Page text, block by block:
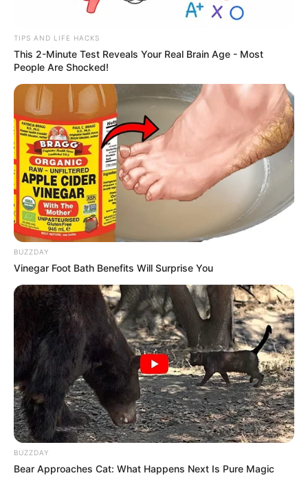
TIPS AND LIFE HACKS
This 2-Minute Test Reveals Your Real Brain Age - Most
People Are Shocked!
BUZZDAY
Vinegar Foot Bath Benefits Will Surprise You
BUZZDAY
Bear Approaches Cat: What Happens Next Is Pure Magic